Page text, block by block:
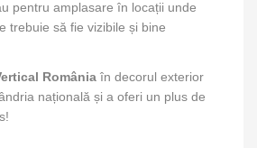
pentru amplasare în locații unde
trebuie să fie vizibile și bine
România în decorul exterior
națională și a oferi un plus de